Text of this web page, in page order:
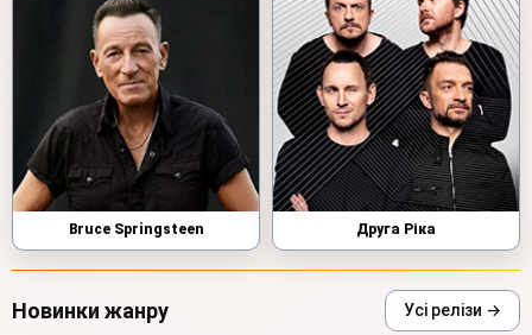
Bruce Springsteen Друга Ріка
Новинки жанру Усі релізи →